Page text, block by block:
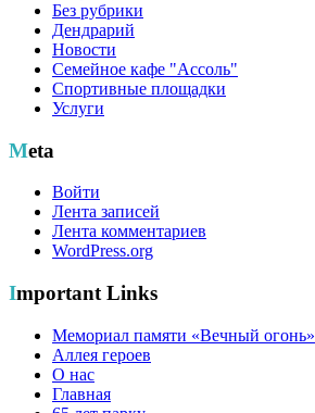
Без рубрики
Дендрарий
Новости
Семейное кафе "Ассоль"
Спортивные площадки
Услуги
Meta
Войти
Лента записей
Лента комментариев
WordPress.org
Important Links
Мемориал памяти «Вечный огонь»
Аллея героев
О нас
Главная